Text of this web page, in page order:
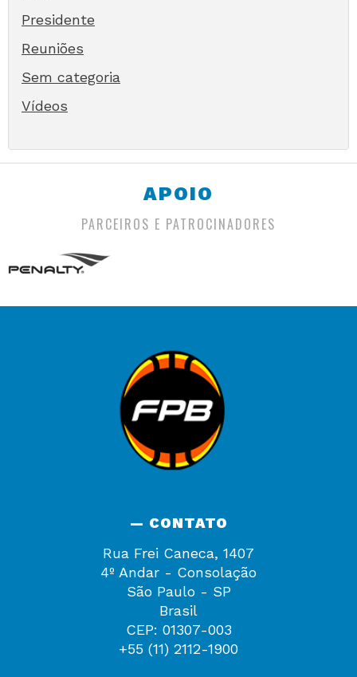
Presidente
Reuniões
Sem categoria
Vídeos
APOIO
PARCEIROS E PATROCINADORES
— CONTATO
Rua Frei Caneca, 1407
4º Andar - Consolação
São Paulo - SP
Brasil
CEP: 01307-003
+55 (11) 2112-1900